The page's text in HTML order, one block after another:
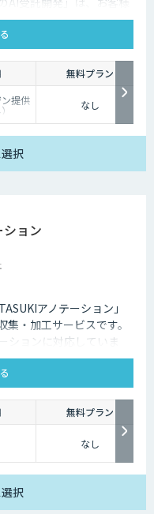
ューション開発します。
り、初めての方でも安
無料プラン
提供 なし
選択
ション
アノテーション」
・加工サービスです。
ションに対応していま
富な開発経験をもとに、
出すアノテーション代行
無料プラン
なし
選択